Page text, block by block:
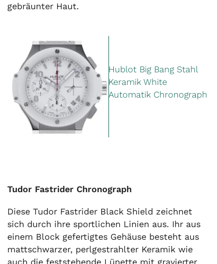
gebräunter Haut.
Hublot Big Bang Stahl
Keramik White
Automatik Chronograph
Tudor Fastrider Chronograph
Diese Tudor Fastrider Black Shield zeichnet
sich durch ihre sportlichen Linien aus. Ihr aus
einem Block gefertigtes Gehäuse besteht aus
mattschwarzer, perlgestrahlter Keramik wie